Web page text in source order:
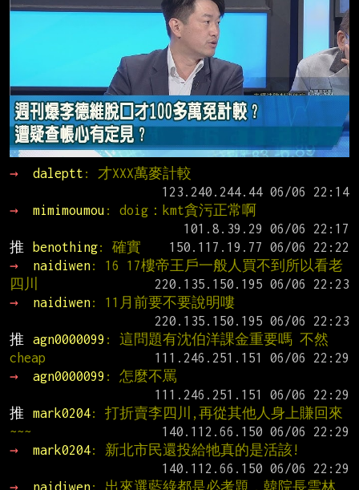
→ daleptt : 才XXX萬麥計較
→
mimimoumou : doig：kmt貪污正常啊
推
benothing: 確實
→
naidiwen: 16 17樓帝王戶一般人買不到所以看老
四川
→
naidiwen: 11月前要不要說明嘍
推
agn0000099 : 這問題有沈伯洋課金重要嗎 不然
cheap
→
agn0000099 : 怎麼不罵
推
mark0204: 打折賣李四川,再從其他人身上賺回來
~~~
→
mark0204: 新北市民還投給牠真的是活該!
→
naidiwen: 出來選藍綠都是必考題，韓院長雲林